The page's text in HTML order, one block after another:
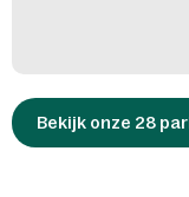
Bekijk onze 28